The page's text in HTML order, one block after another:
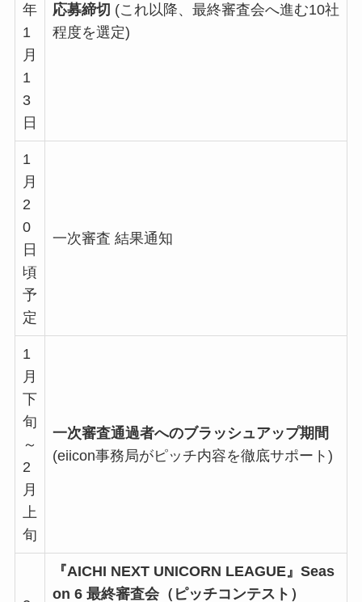
年
1
月
1
3
日
応募締切 (これ以降、最終審査会へ進む10社
程度を選定)
1
月
2
0
日
頃
予
定
一次審査 結果通知
1
月
下
旬
～
2
月
上
旬
一次審査通過者へのブラッシュアップ期間
(eiicon事務局がピッチ内容を徹底サポート)
『AICHI NEXT UNICORN LEAGUE』Seas
on 6 最終審査会（ピッチコンテスト）